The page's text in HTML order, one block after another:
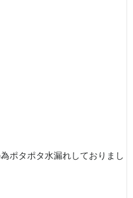
ポタポタ水漏れしておりまし